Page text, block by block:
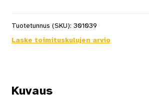
Tuotetunnus (SKU): 301039
Laske toimituskulujen arvio
Kuvaus